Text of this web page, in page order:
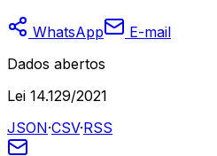
WhatsApp
E-mail
Dados abertos
Lei 14.129/2021
JSON·CSV·RSS